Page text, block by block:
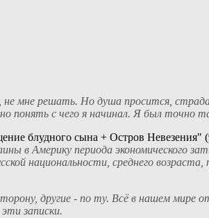
не мне решать. Но душа просится,
понять с чего я начинал. Я был точно
блудного сына + Остров Невезения"
в Америку периода экономического
национальности, среднего
другие - по ту. Всё в нашем мире
записки.